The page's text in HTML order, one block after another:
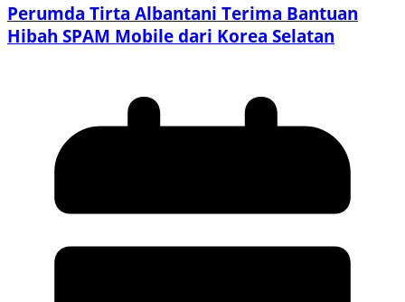
Perumda Tirta Albantani Terima Bantuan
Hibah SPAM Mobile dari Korea Selatan